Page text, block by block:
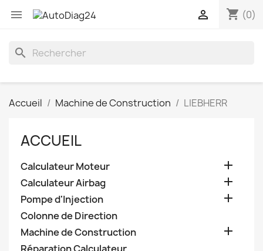
 shopping_cart (0)

search
Accueil Machine de Construction LIEBHERR
ACCUEIL
Calculateur Moteur 
Calculateur Airbag 
Pompe d'Injection 
Colonne de Direction
Machine de Construction
